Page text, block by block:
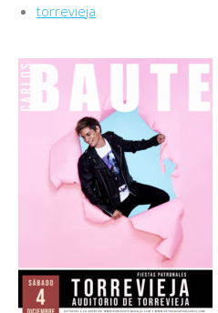
torrevieja